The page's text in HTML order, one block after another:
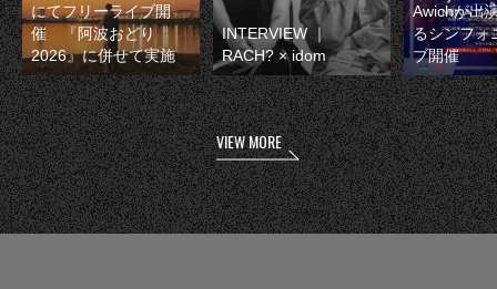
にてフリーライブ開
催 『阿波おどり
2026』に併せて実施
INTERVIEW ｜
RACH? × idom
Awichが出
るシンフォ
ブ開催
VIEW MORE